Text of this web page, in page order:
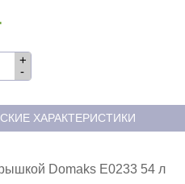
-
+
ХАРАКТЕРИСТИКИ
Domaks E0233 54 л